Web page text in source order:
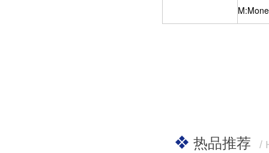
热品推荐 /